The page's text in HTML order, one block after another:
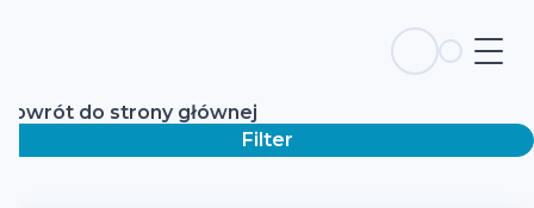
Powrót do strony głównej
Filter